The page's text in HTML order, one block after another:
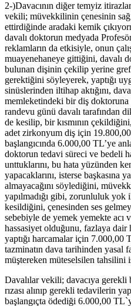
2-)Davacının diğer temyiz
vekili; müvekkilinin çenesinin sağ
ettirdiğinde aradaki kemik
davalı doktorun medyada
reklamların da etkisiyle, onun
muayenehaneye gittiğini, davalı
bulunan dişinin çekilip yerine
gerektiğini söyleyerek, yaptığı
sinüslerinden iltihap aktığını,
memleketindeki bir diş doktoruna
randevu günü davalı tarafından
de kesilip, bir kısmının
adet zirkonyum diş için
başlangıcında 6.000,00 TL’ye
doktorun tedavi süreci ve bedeli
unttuklarını, bu hata yüzünden
yapacaklarını, isterse başkasına
almayacağını söylediğini,
yapılmadığı gibi, zorunluluk
kesildiğini, çenesinden ses
sebebiyle de yemek yemekte acı
hassasiyet olduğunu, fazlaya dair
yaptığı harcamalar için
tazminatın dava tarihinden yasal
müştereken müteselsilen tahsilini
Davalılar vekili; davacıya gerekli
rızası alınıp gerekli tedavilerin
başlangıçta ödediği 6.000,00